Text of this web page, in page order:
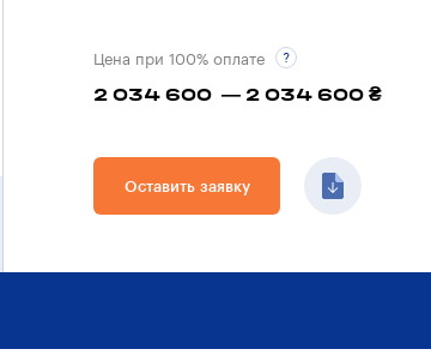
Цена при 100% оплате
2 034 600 — 2 034 600 ₴
Оставить заявку